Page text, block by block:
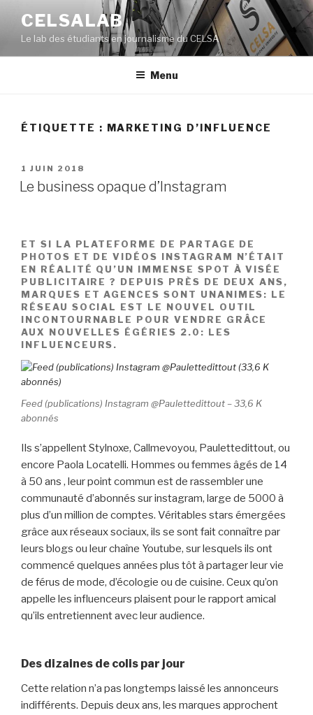
contenu
principal
CELSALAB
Le lab des étudiants en journalisme du CELSA
Menu
ÉTIQUETTE : MARKETING D’INFLUENCE
PUBLIÉ
LE
1 JUIN 2018
Le business opaque d’Instagram
ET SI LA PLATEFORME DE PARTAGE DE
PHOTOS ET DE VIDÉOS INSTAGRAM N’ÉTAIT
EN RÉALITÉ QU’UN IMMENSE SPOT À VISÉE
PUBLICITAIRE ? DEPUIS PRÈS DE DEUX ANS,
MARQUES ET AGENCES SONT UNANIMES: LE
RÉSEAU SOCIAL EST LE NOUVEL OUTIL
INCONTOURNABLE POUR VENDRE GRÂCE
AUX NOUVELLES ÉGÉRIES 2.0: LES
INFLUENCEURS.
Feed (publications) Instagram @Paulettedittout – 33,6 K
abonnés
Ils s’appellent Stylnoxe, Callmevoyou, Paulettedittout, ou
encore Paola Locatelli. Hommes ou femmes âgés de 14
à 50 ans , leur point commun est de rassembler une
communauté d’abonnés sur instagram, large de 5000 à
plus d’un million de comptes. Véritables stars émergées
grâce aux réseaux sociaux, ils se sont fait connaître par
leurs blogs ou leur chaîne Youtube, sur lesquels ils ont
commencé quelques années plus tôt à partager leur vie
de férus de mode, d’écologie ou de cuisine. Ceux qu’on
appelle les influenceurs plaisent pour le rapport amical
qu’ils entretiennent avec leur audience.
Des dizaines de colis par jour
Cette relation n’a pas longtemps laissé les annonceurs
indifférents. Depuis deux ans, les marques approchent